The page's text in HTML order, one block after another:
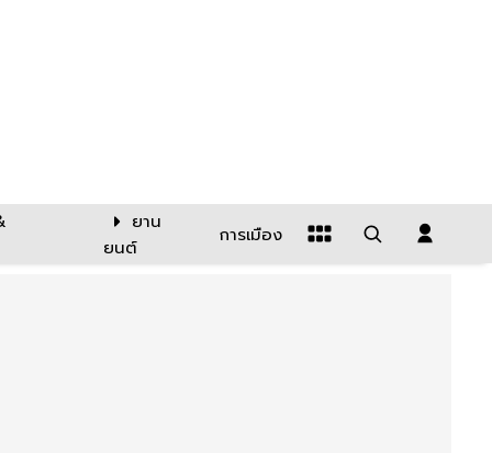
ยาน
ยนต์
การเมือง